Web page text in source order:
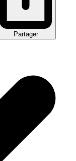
Partager